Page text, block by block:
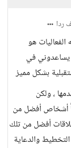
ردا
هو
في
بشكل مميز
، ولكن
أشخاص أفضل من
أفضل من تلك
والدعاية